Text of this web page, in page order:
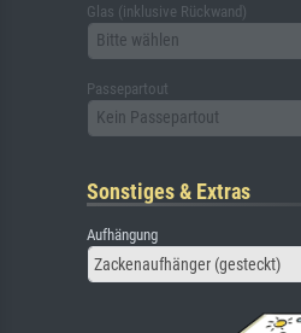
Glas (inklusive Rückwand)
Bitte wählen
Passepartout
Kein Passepartout
Sonstiges & Extras
Aufhängung
Zackenaufhänger (gesteckt)